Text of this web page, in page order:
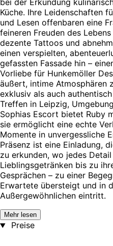
bei der Erkundung
Küche. Ihre Leidenschaften
und Lesen offenbaren eine
feineren Freuden des
dezente Tattoos und
einen verspielten,
gefassten Fassade hin –
Vorliebe für Hunkemöller
äußert, intime Atmosphären
exklusiv als auch
Treffen in Leipzig,
Sophias Escort bietet Ruby
sie ermöglicht eine echte
Momente in unvergessliche
Präsenz ist eine Einladung,
zu erkunden, wo jedes
Lieblingsgetränken bis zu
Gesprächen – zu einer
Erwartete übersteigt und in
Außergewöhnlichen eintritt.
Mehr lesen
Preise